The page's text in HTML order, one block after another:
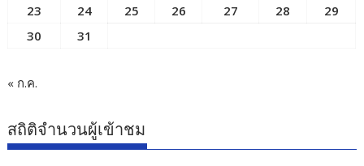
23
24 25 26 27 28
29
30
31
« ก.ค.
สถิติจำนวนผู้เข้าชม